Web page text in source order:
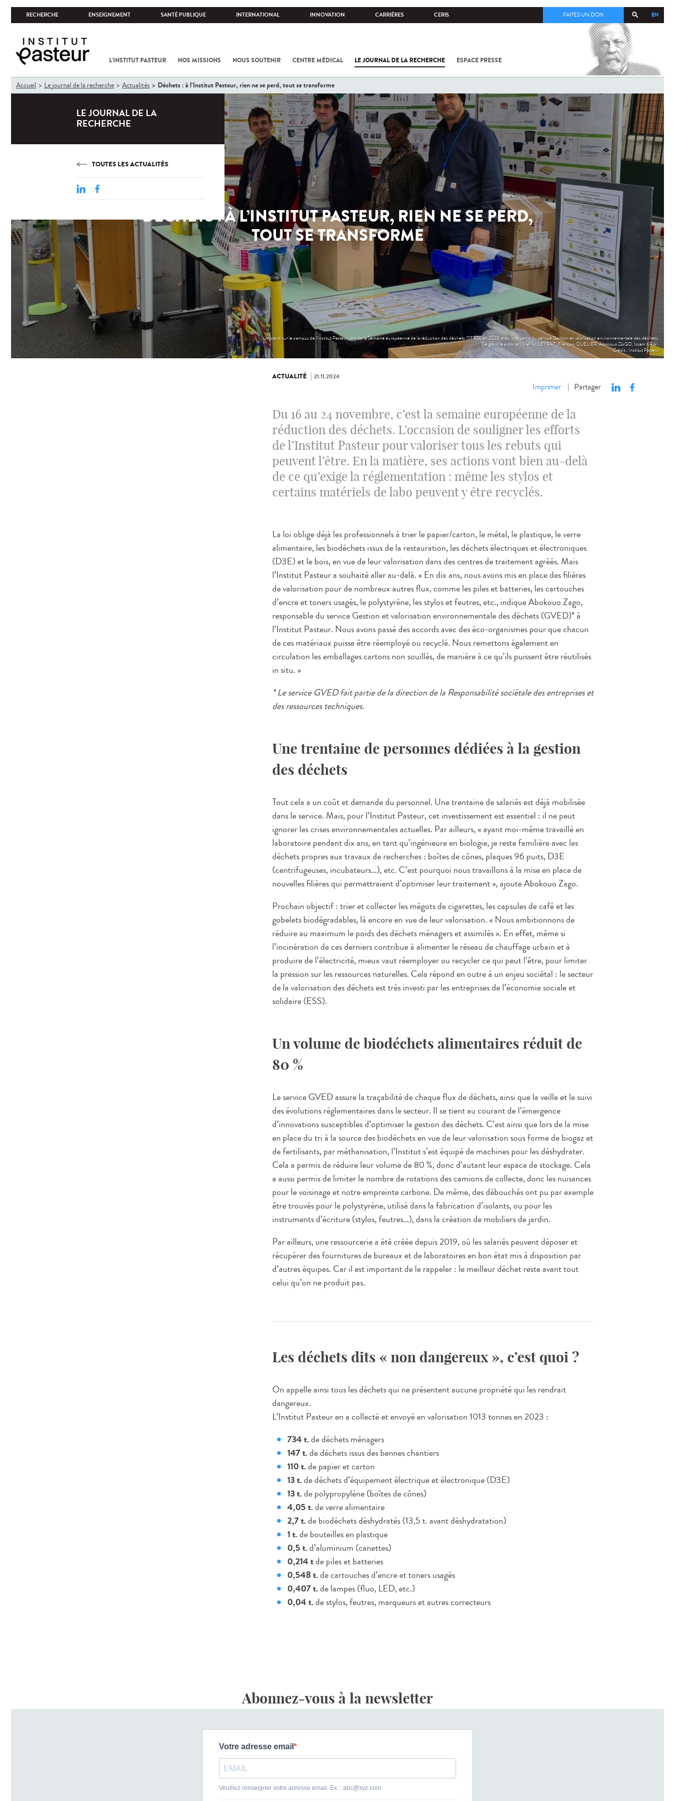
RECHERCHE ENSEIGNEMENT SANTÉ PUBLIQUE INTERNATIONAL INNOVATION CARRIÈRES CERIS EN
FAITES UN DON
L'INSTITUT PASTEUR NOS MISSIONS NOUS SOUTENIR CENTRE MÉDICAL LE JOURNAL DE LA RECHERCHE ESPACE PRESSE
COV-2 /
À
L'INSTITUT
PASTEUR
Vous
êtes
Accueil Le journal de la recherche Actualités Déchets : à l’Institut Pasteur, rien ne se perd, tout se transforme
LE JOURNAL DE LA
RECHERCHE
TOUTES LES ACTUALITÉS
DÉCHETS : À L’INSTITUT PASTEUR, RIEN NE SE PERD,
TOUT SE TRANSFORME
Un stand sur le campus de l'Institut Pasteur, lors de la Semaine européenne de la réduction des déchets (SERD) en 2023, avec une partie du service Gestion et valorisation environnementale des déchets.
De gauche à droite : Melvyn LEYRAT, François QUELIER, Abokouo ZAGO, Issam KRAI.
Crédit : Institut Pasteur
ACTUALITÉ 21.11.2024
Imprimer | Partager
Du 16 au 24 novembre, c’est la semaine européenne de la
réduction des déchets. L’occasion de souligner les efforts
de l’Institut Pasteur pour valoriser tous les rebuts qui
peuvent l’être. En la matière, ses actions vont bien au-delà
de ce qu’exige la réglementation : même les stylos et
certains matériels de labo peuvent y être recyclés.
La loi oblige déjà les professionnels à trier le papier/carton, le métal, le plastique, le verre
alimentaire, les biodéchets issus de la restauration, les déchets électriques et électroniques
(D3E) et le bois, en vue de leur valorisation dans des centres de traitement agréés. Mais
l’Institut Pasteur a souhaité aller au-delà. « En dix ans, nous avons mis en place des filières
de valorisation pour de nombreux autres flux, comme les piles et batteries, les cartouches
d’encre et toners usagés, le polystyrène, les stylos et feutres, etc., indique Abokouo Zago,
responsable du service Gestion et valorisation environnementale des déchets (GVED)* à
l’Institut Pasteur. Nous avons passé des accords avec des éco-organismes pour que chacun
de ces matériaux puisse être réemployé ou recyclé. Nous remettons également en
circulation les emballages cartons non souillés, de manière à ce qu’ils puissent être réutilisés
in situ. »
* Le service GVED fait partie de la direction de la Responsabilité sociétale des entreprises et
des ressources techniques.
Une trentaine de personnes dédiées à la gestion
des déchets
Tout cela a un coût et demande du personnel. Une trentaine de salariés est déjà mobilisée
dans le service. Mais, pour l’Institut Pasteur, cet investissement est essentiel : il ne peut
ignorer les crises environnementales actuelles. Par ailleurs, « ayant moi-même travaillé en
laboratoire pendant dix ans, en tant qu’ingénieure en biologie, je reste familière avec les
déchets propres aux travaux de recherches : boîtes de cônes, plaques 96 puits, D3E
(centrifugeuses, incubateurs…), etc. C’est pourquoi nous travaillons à la mise en place de
nouvelles filières qui permettraient d’optimiser leur traitement », ajoute Abokouo Zago.
Prochain objectif : trier et collecter les mégots de cigarettes, les capsules de café et les
gobelets biodégradables, là encore en vue de leur valorisation. « Nous ambitionnons de
réduire au maximum le poids des déchets ménagers et assimilés ». En effet, même si
l’incinération de ces derniers contribue à alimenter le réseau de chauffage urbain et à
produire de l’électricité, mieux vaut réemployer ou recycler ce qui peut l’être, pour limiter
la pression sur les ressources naturelles. Cela répond en outre à un enjeu sociétal : le secteur
de la valorisation des déchets est très investi par les entreprises de l’économie sociale et
solidaire (ESS).
Un volume de biodéchets alimentaires réduit de
80 %
Le service GVED assure la traçabilité de chaque flux de déchets, ainsi que la veille et le suivi
des évolutions réglementaires dans le secteur. Il se tient au courant de l’émergence
d’innovations susceptibles d’optimiser la gestion des déchets. C’est ainsi que lors de la mise
en place du tri à la source des biodéchets en vue de leur valorisation sous forme de biogaz et
de fertilisants, par méthanisation, l’Institut s’est équipé de machines pour les déshydrater.
Cela a permis de réduire leur volume de 80 %, donc d’autant leur espace de stockage. Cela
a aussi permis de limiter le nombre de rotations des camions de collecte, donc les nuisances
pour le voisinage et notre empreinte carbone. De même, des débouchés ont pu par exemple
être trouvés pour le polystyrène, utilisé dans la fabrication d’isolants, ou pour les
instruments d’écriture (stylos, feutres…), dans la création de mobiliers de jardin.
Par ailleurs, une ressourcerie a été créée depuis 2019, où les salariés peuvent déposer et
récupérer des fournitures de bureaux et de laboratoires en bon état mis à disposition par
d’autres équipes. Car il est important de le rappeler : le meilleur déchet reste avant tout
celui qu’on ne produit pas.
Les déchets dits « non dangereux », c’est quoi ?
On appelle ainsi tous les déchets qui ne présentent aucune propriété qui les rendrait
dangereux.
L’Institut Pasteur en a collecté et envoyé en valorisation 1013 tonnes en 2023 :
734 t.de déchets ménagers
147 t.de déchets issus des bennes chantiers
110 t.de papier et carton
13 t.de déchets d’équipement électrique et électronique (D3E)
13 t.de polypropylène (boîtes de cônes)
4,05 t.de verre alimentaire
2,7 t.de biodéchets déshydratés (13,5 t. avant déshydratation)
1 t.de bouteilles en plastique
0,5 t.d’aluminium (canettes)
0,214 tde piles et batteries
0,548 t.de cartouches d’encre et toners usagés
0,407 t.de lampes (fluo, LED, etc.)
0,04 t.de stylos, feutres, marqueurs et autres correcteurs
Abonnez-vous à la newsletter